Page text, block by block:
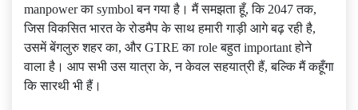
manpower का symbol बन गया है। मैं समझता हूँ, कि 2047 तक,
जिस विकसित भारत के रोडमैप के साथ हमारी गाड़ी आगे बढ़ रही है,
उसमें बेंगलुरु शहर का, और GTRE का role बहुत important होने
वाला है। आप सभी उस यात्रा के, न केवल सहयात्री हैं, बल्कि मैं कहूँगा
कि सारथी भी हैं।